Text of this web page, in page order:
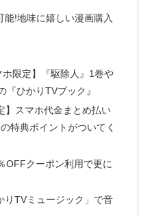
!地味に嬉しい漫画購入
ホ限定】『駆除人』1巻や
『ひかりTVブック』
】スマホ代金まとめ払い
特典ポイントがついてく
OFFクーポン利用で更に
りTVミュージック」で音